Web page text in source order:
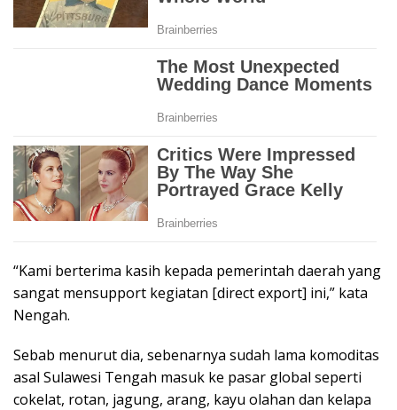
“Kami berterima kasih kepada pemerintah daerah yang
sangat mensupport kegiatan [direct export] ini,” kata
Nengah.
Sebab menurut dia, sebenarnya sudah lama komoditas
asal Sulawesi Tengah masuk ke pasar global seperti
cokelat, rotan, jagung, arang, kayu olahan dan kelapa